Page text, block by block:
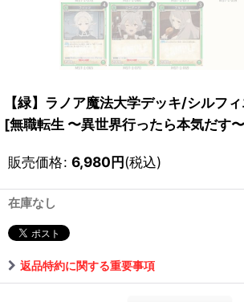
【緑】ラノア魔法大学デッキ/シルフ
[無職転生 〜異世界行ったら本気だす〜
販売価格: 6,980円(税込)
在庫なし
返品特約に関する重要事項